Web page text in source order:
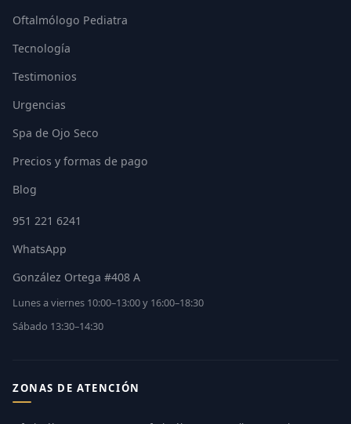
Oftalmólogo Pediatra
Tecnología
Testimonios
Urgencias
Spa de Ojo Seco
Precios y formas de pago
Blog
951 221 6241
WhatsApp
González Ortega #408 A
Lunes a viernes 10:00–13:00 y 16:00–18:30
Sábado 13:30–14:30
ZONAS DE ATENCIÓN